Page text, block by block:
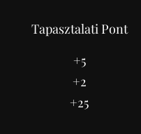
Tapasztalati Pont
+5
+2
+25